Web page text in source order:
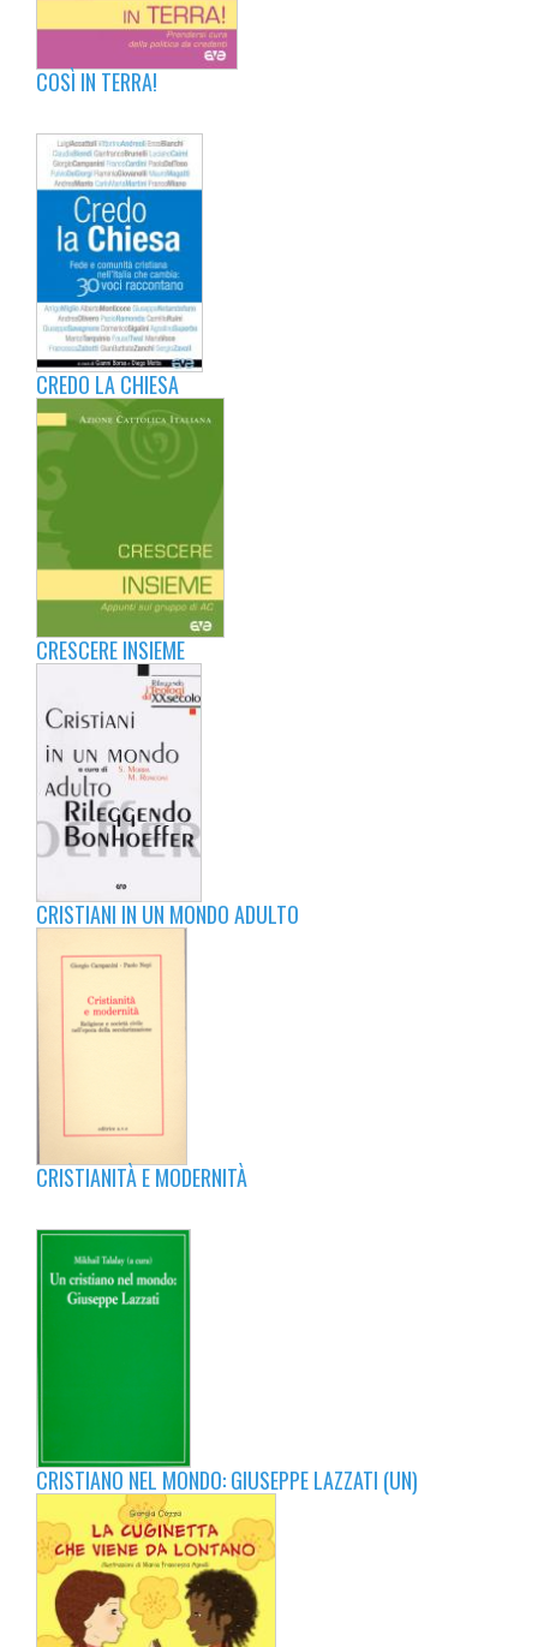
COSÌ IN TERRA!
CREDO LA CHIESA
CRESCERE INSIEME
CRISTIANI IN UN MONDO ADULTO
CRISTIANITÀ E MODERNITÀ
CRISTIANO NEL MONDO: GIUSEPPE LAZZATI (UN)